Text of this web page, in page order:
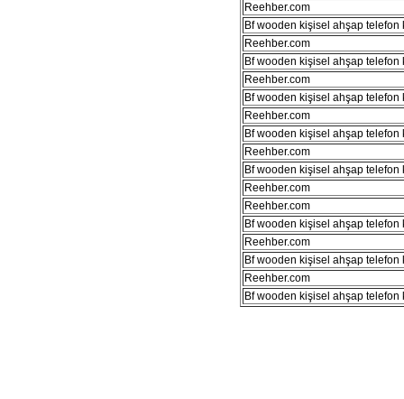
Reehber.com
Bf wooden kişisel ahşap telefon
Reehber.com
Bf wooden kişisel ahşap telefon
Reehber.com
Bf wooden kişisel ahşap telefon
Reehber.com
Bf wooden kişisel ahşap telefon
Reehber.com
Bf wooden kişisel ahşap telefon
Reehber.com
Reehber.com
Bf wooden kişisel ahşap telefon
Reehber.com
Bf wooden kişisel ahşap telefon
Reehber.com
Bf wooden kişisel ahşap telefon